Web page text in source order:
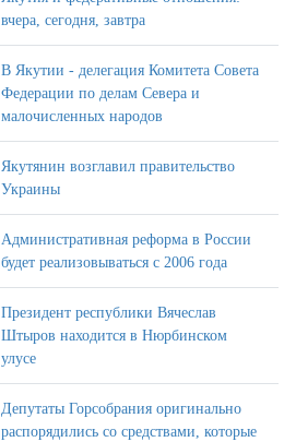
вчера, сегодня, завтра
В Якутии - делегация Комитета Совета
Федерации по делам Севера и
малочисленных народов
Якутянин возглавил правительство
Украины
Административная реформа в России
будет реализовываться с 2006 года
Президент республики Вячеслав
Штыров находится в Нюрбинском
улусе
Депутаты Горсобрания оригинально
распорядились со средствами, которые